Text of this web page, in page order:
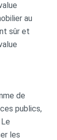
au
sûr et
de
publics,
les